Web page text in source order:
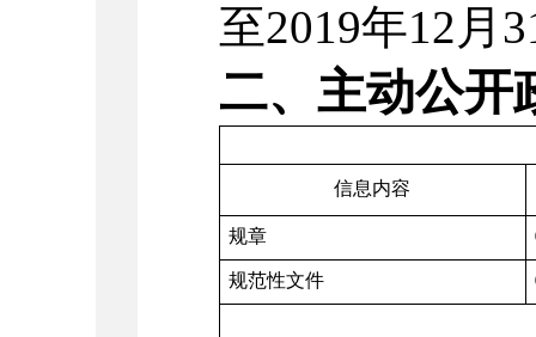
至2019年12 月
二、主动公开
信息内容
规章
规范性文件